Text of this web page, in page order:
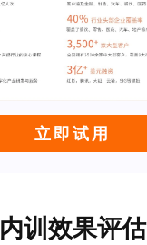
立即试用
内训效果评估